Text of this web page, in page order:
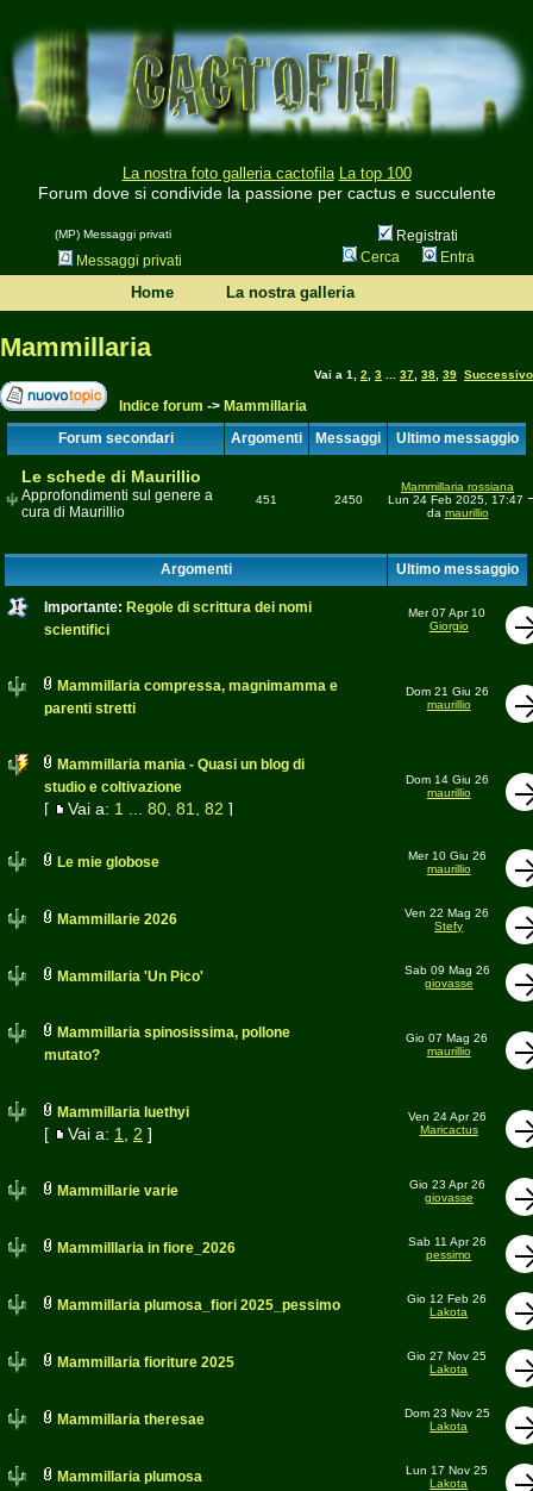
La nostra foto galleria cactofila La top 100
Forum dove si condivide la passione per cactus e succulente
(MP) Messaggi privati
Registrati
Messaggi privati
Cerca Entra
Home La nostra galleria
Mammillaria
Vai a 1 2 3 37 38 39 Successivo
Indice forum -> Mammillaria
Forum secondari
Argomenti Messaggi Ultimo messaggio
Le schede di Maurillio
Approfondimenti sul genere a
cura di Maurillio
451 2450
Mammillaria rossiana
Lun 24 Feb 2025, 17:47
da maurillio
Argomenti Ultimo messaggio
Importante: Regole di scrittura dei nomi
scientifici
Mer 07 Apr 10
Giorgio
Mammillaria compressa, magnimamma e
parenti stretti
Dom 21 Giu 26
maurillio
Mammillaria mania - Quasi un blog di
studio e coltivazione
[ Vai a: 1 80, 81 82 ]
Dom 14 Giu 26
maurillio
Le mie globose
Mer 10 Giu 26
maurillio
Mammillarie 2026
Ven 22 Mag 26
Stefy
Mammillaria 'Un Pico'
Sab 09 Mag 26
giovasse
Mammillaria spinosissima, pollone
mutato?
Gio 07 Mag 26
maurillio
Mammillaria luethyi
[ Vai a: 1 2 ]
Ven 24 Apr 26
Maricactus
Mammillarie varie
Gio 23 Apr 26
giovasse
Mammilllaria in fiore_2026
Sab 11 Apr 26
pessimo
Mammillaria plumosa_fiori 2025_pessimo
Gio 12 Feb 26
Lakota
Mammillaria fioriture 2025
Gio 27 Nov 25
Lakota
Mammillaria theresae
Dom 23 Nov 25
Lakota
Mammillaria plumosa
Lun 17 Nov 25
Lakota